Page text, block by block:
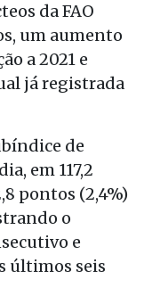
da FAO
um aumento
a 2021 e
já registrada
de
em 117,2
pontos (2,4%)
o
e
últimos seis